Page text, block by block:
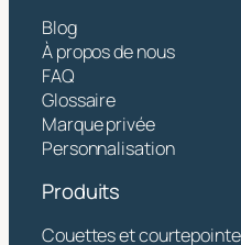
Blog
À propos de nous
FAQ
Glossaire
Marque privée
Personnalisation
Produits
Couettes et